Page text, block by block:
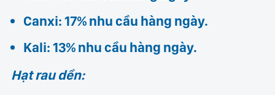
Canxi: 17% nhu cầu hàng ngày.
Kali: 13% nhu cầu hàng ngày.
Hạt rau dền: